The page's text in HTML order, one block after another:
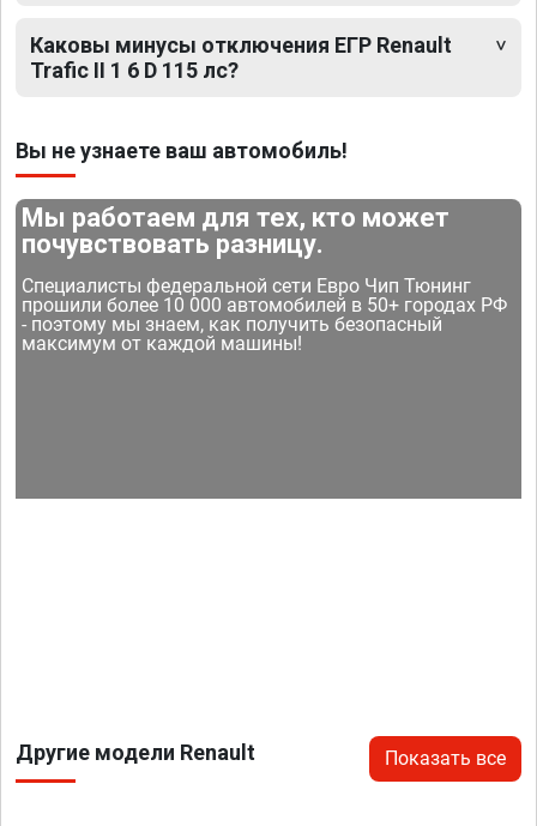
Каковы минусы отключения ЕГР Renault
Trafic II 1 6 D 115 лс?
Вы не узнаете ваш автомобиль!
Мы работаем для тех, кто может
почувствовать разницу.
Специалисты федеральной сети Евро Чип Тюнинг
прошили более 10 000 автомобилей в 50+ городах РФ
- поэтому мы знаем, как получить безопасный
максимум от каждой машины!
Другие модели Renault Показать все